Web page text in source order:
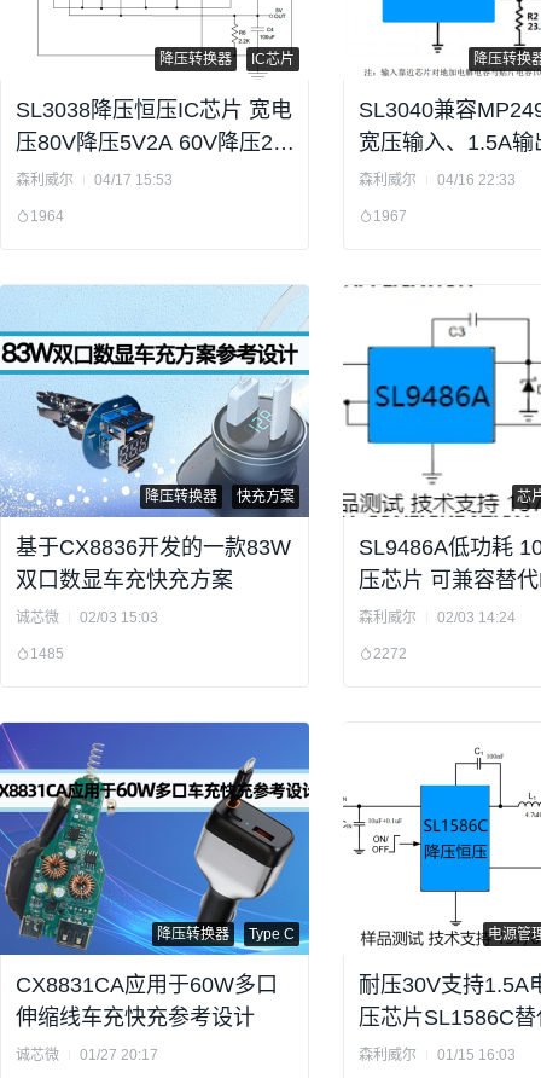
降压转换器 IC芯片
SL3038降压恒压IC芯片 宽电
压80V降压5V2A 60V降压2V
2A
森利威尔 04/17 15:53
1964
降压转换
SL3040兼容
宽压输入、1.5A输
C-DC降压方案
森利威尔 04/16 22:33
1967
降压转换器 快充方案
基于CX8836开发的一款83W
双口数显车充快充方案
诚芯微 02/03 15:03
1485
芯
SL9486A低功耗
压芯片 可兼容替
森利威尔 02/03 14:24
2272
降压转换器 Type C
CX8831CA应用于60W多口
伸缩线车充快充参考设计
诚芯微 01/27 20:17
电源管
耐压30V支持1.5A
压芯片SL1586C
森利威尔 01/15 16:03